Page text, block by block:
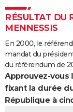
RÉSULTAT DU
MENNESSIS
En 2000, le
mandat du
du référendum de
Approuvez-vous
fixant la durée
République à